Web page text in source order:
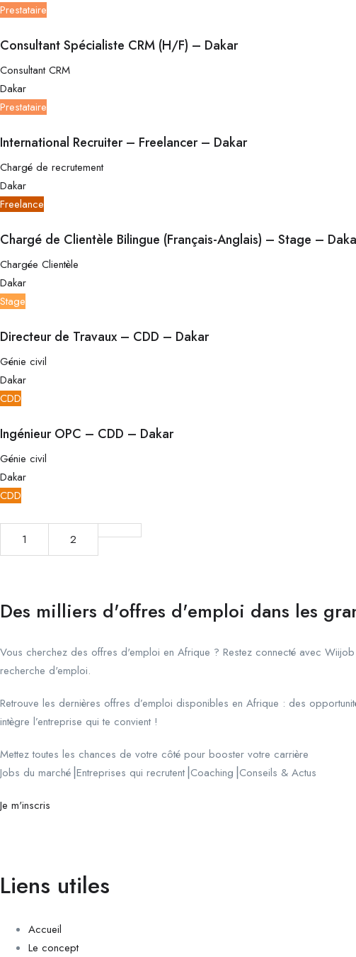
Prestataire
Consultant Spécialiste CRM (H/F) – Dakar
Consultant CRM
Dakar
Prestataire
International Recruiter – Freelancer – Dakar
Chargé de recrutement
Dakar
Freelance
Chargé de Clientèle Bilingue (Français-Anglais) – Stage –
Chargée Clientèle
Dakar
Stage
Directeur de Travaux – CDD – Dakar
Génie civil
Dakar
CDD
Ingénieur OPC – CDD – Dakar
Génie civil
Dakar
CDD
1 2
Des milliers d'offres d'emploi dans les
Vous cherchez des offres d'emploi en Afrique ? Restez connecté avec
recherche d'emploi.
Retrouve les dernières offres d’emploi disponibles en Afrique : des
intègre l’entreprise qui te convient !
Mettez toutes les chances de votre côté pour booster votre carrière
Jobs du marché⎟Entreprises qui recrutent⎟Coaching⎟Conseils & Actus
Je m'inscris
Liens utiles
Accueil
Le concept